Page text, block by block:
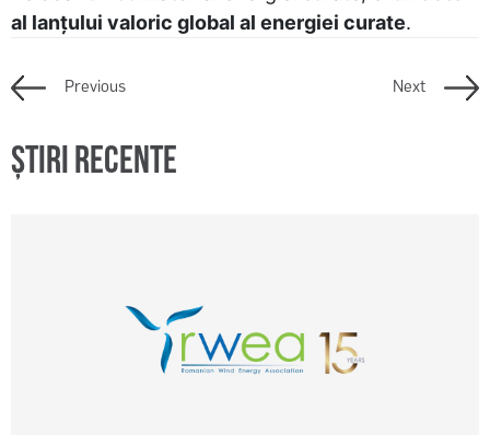
al lanțului valoric global al energiei curate.
Previous Next
Știri recente